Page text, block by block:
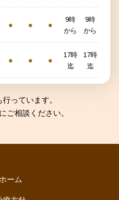
● ● ●
9時
から
9時
から
● ● ●
17時
迄
17時
迄
っています。
ご相談ください。
ホーム